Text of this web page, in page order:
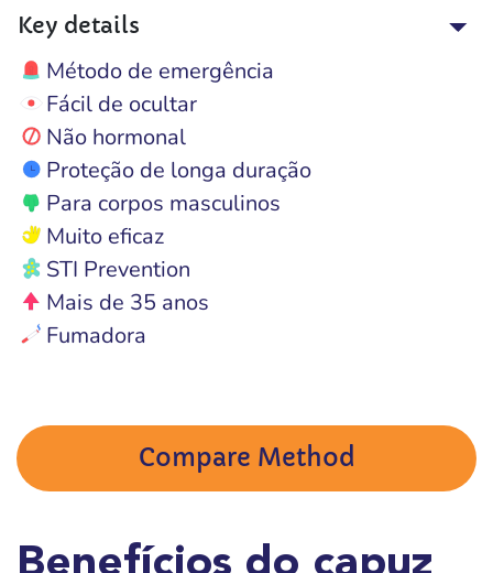
Key details
Método de emergência
Fácil de ocultar
Não hormonal
Proteção de longa duração
Para corpos masculinos
Muito eficaz
STI Prevention
Mais de 35 anos
Fumadora
Compare Method